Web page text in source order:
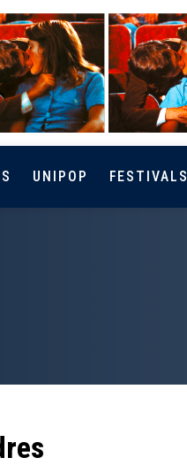
UNIPOP FESTIVALS